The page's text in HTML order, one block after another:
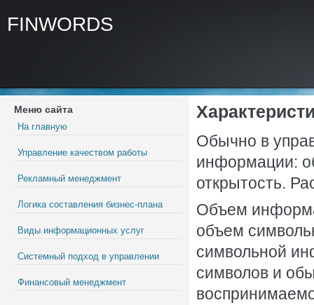
FINWORDS
Меню сайта
На главную
Управление качеством работы
Рекламный менеджмент
Логика составления бизнес-плана
Виды информационных услуг
Системный подход в управлении
Финансовый менеджмент
Обычно в
информации:
открытость.
Объем
объем
символьной
символов и